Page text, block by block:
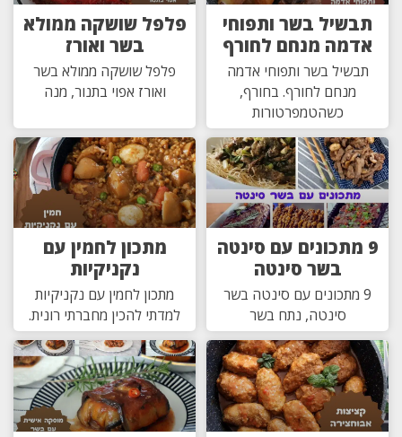
תבשיל בשר ותפוחי
אדמה מנחם לחורף
תבשיל בשר ותפוחי אדמה
מנחם לחורף. בחורף,
כשהטמפרטורות
פלפל שושקה ממולא
בשר ואורז
פלפל שושקה ממולא בשר
ואורז אפוי בתנור, מנה
9 מתכונים עם סינטה
בשר סינטה
9 מתכונים עם סינטה בשר
סינטה, נתח בשר
מתכון לחמין עם
נקניקיות
מתכון לחמין עם נקניקיות
למדתי להכין מחברתי רונית.